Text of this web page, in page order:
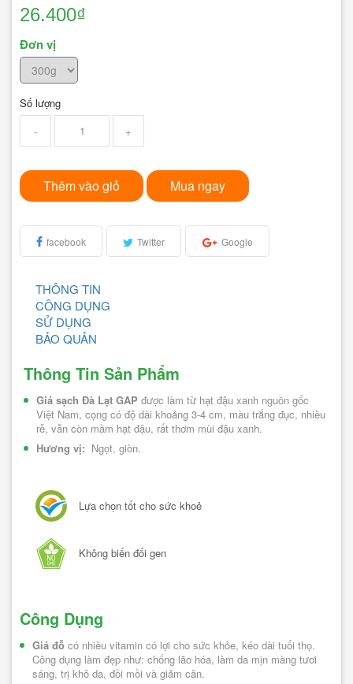
26.400₫
Đơn vị
Số lượng
-
+
Thêm vào giỏ Mua ngay
facebook Twitter Google
THÔNG TIN
CÔNG DỤNG
SỬ DỤNG
BẢO QUẢN
Thông Tin Sản Phẩm
Giá sạch Đà Lạt GAP được làm từ hạt đậu xanh nguồn gốc
Việt Nam, cọng có độ dài khoảng 3-4 cm, màu trắng đục, nhiều
rễ, vẫn còn mầm hạt đậu, rất thơm mùi đậu xanh.
Hương vị: Ngọt, giòn.
Lựa chọn tốt cho sức khoẻ
Không biến đổi gen
Công Dụng
Giá đỗ có nhiều vitamin có lợi cho sức khỏe, kéo dài tuổi thọ.
Công dụng làm đẹp như: chống lão hóa, làm da mịn màng tươi
sáng, trị khô da, đồi mồi và giảm cân.